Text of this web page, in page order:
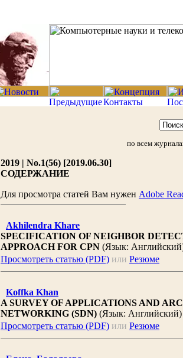
по всем
2019 | No.1(56) [2019.06.30]
СОДЕРЖАНИЕ
Для просмотра статей Вам нужен Adobe
Akhilendra Khare
SPECIFICATION OF NEIGHBOR
APPROACH FOR CPN (Язык:
Просмотреть статью (PDF) или Резюме
Koffka Khan
A SURVEY OF APPLICATIONS AND
NETWORKING (SDN) (Язык: Английский)
Просмотреть статью (PDF) или Резюме